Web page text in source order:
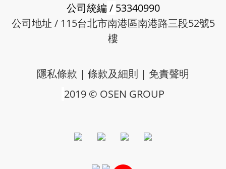
公司統編 / 53340990
公司地址 / 115台北市南港區南港路三段52號5
樓
隱私條款 | 條款及細則 | 免責聲明
2019 © OSEN GROUP